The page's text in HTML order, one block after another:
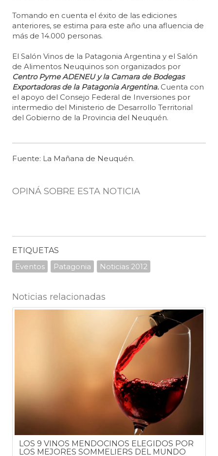
Tomando en cuenta el éxito de las ediciones
anteriores, se estima para este año una afluencia de
más de 14.000 personas.
El Salón Vinos de la Patagonia Argentina y el Salón
de Alimentos Neuquinos son organizados por
Centro Pyme ADENEU y la Camara de Bodegas
Exportadoras de la Patagonia Argentina.Cuenta con
el apoyo del Consejo Federal de Inversiones por
intermedio del Ministerio de Desarrollo Territorial
del Gobierno de la Provincia del Neuquén.
Fuente: La Mañana de Neuquén.
OPINÁ SOBRE ESTA NOTICIA
ETIQUETAS
Eventos
Patagonia Noticias 2012
Noticias relacionadas
LOS 9 VINOS MENDOCINOS ELEGIDOS POR
LOS MEJORES SOMMELIERS DEL MUNDO